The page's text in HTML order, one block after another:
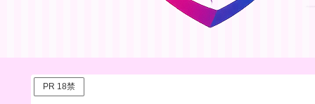
PR 18禁